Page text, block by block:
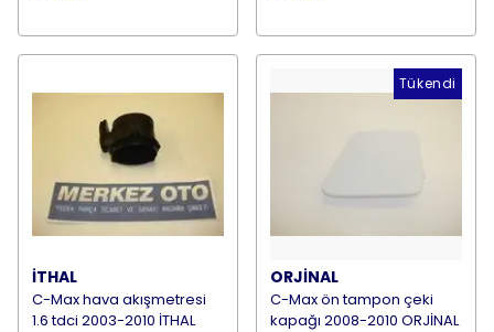
İTHAL
C-Max hava akışmetresi
1.6 tdci 2003-2010 İTHAL
Tükendi
ORJİNAL
C-Max ön tampon çeki
kapağı 2008-2010 ORJİNAL